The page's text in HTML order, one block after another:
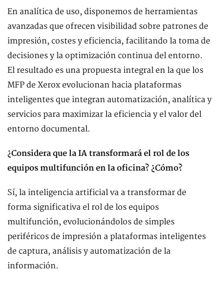
En analítica de uso, disponemos de herramientas
avanzadas que ofrecen visibilidad sobre patrones de
impresión, costes y eficiencia, facilitando la toma de
decisiones y la optimización continua del entorno.
El resultado es una propuesta integral en la que los
MFP de Xerox evolucionan hacia plataformas
inteligentes que integran automatización, analítica y
servicios para maximizar la eficiencia y el valor del
entorno documental.
¿Considera que la IA transformará el rol de los
equipos multifunción en la oficina? ¿Cómo?
Sí, la inteligencia artificial va a transformar de
forma significativa el rol de los equipos
multifunción, evolucionándolos de simples
periféricos de impresión a plataformas inteligentes
de captura, análisis y automatización de la
información.